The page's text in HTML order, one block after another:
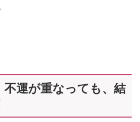
不運が重なっても、結